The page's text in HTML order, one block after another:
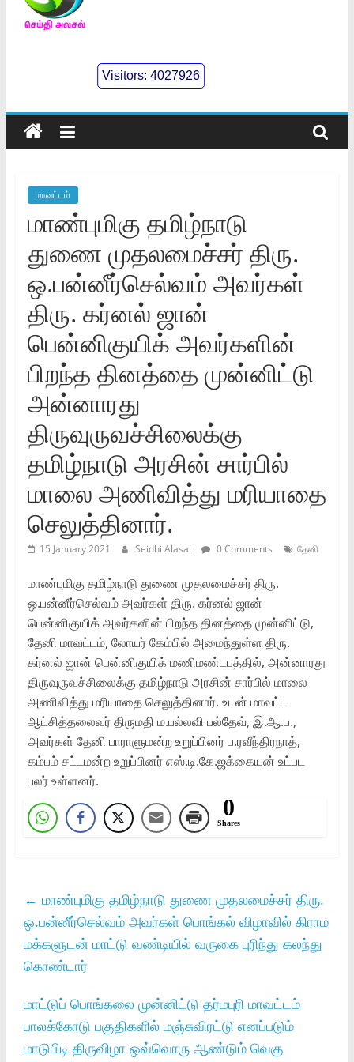
செய்திஅலசல்
Seidhialasal
Tamil
Online
Visitors:4027926
மாவட்டம்
மாண்புமிகு தமிழ்நாடு
துணை முதலமைச்சர்‌ திரு.
ஒ.பன்னீர்செல்வம்‌ அவர்கள்‌
திரு. கர்னல்‌ ஜான்‌
பென்னிகுயிக்‌ அவர்களின்‌
பிறந்த தினத்தை முன்னிட்டு
அன்னாரது
திருவுருவச்சிலைக்கு
தமிழ்நாடு அரசின்‌ சார்பில்‌
மாலை அணிவித்து மரியாதை
செலுத்தினார்‌.
15 January 2021 Seidhi Alasal 0 Comments தேனி
மாண்புமிகு தமிழ்நாடு துணை முதலமைச்சர்‌ திரு.
ஒ.பன்னீர்செல்வம்‌ அவர்கள்‌ திரு. கர்னல்‌ ஜான்‌
பென்னிகுயிக்‌ அவர்களின்‌ பிறந்த தினத்தை முன்னிட்டு,
தேனி மாவட்டம்‌, லோயர்‌ கேம்பில்‌ அமைந்துள்ள திரு.
கர்னல்‌ ஜான்‌ பென்னிகுயிக்‌ மணிமண்டபத்தில்‌, அன்னாரது
திருவுருவச்சிலைக்கு தமிழ்நாடு அரசின்‌ சார்பில்‌ மாலை
அணிவித்து மரியாதை செலுத்தினார்‌. உடன்‌ மாவட்ட
ஆட்சித்தலைவர்‌ திருமதி ம.பல்லவி பல்தேவ்‌, இ.ஆ.ப.,
அவர்கள்‌ தேனி பாராளுமன்ற உறுப்பினர்‌ ப.ரவீந்திரநாத்‌,
கம்பம்‌ சட்டமன்ற உறுப்பினர்‌ எஸ்‌.டி.கே.ஜக்கையன்‌ உட்பட
பலர்‌ உள்ளனர்‌.
0
Shares
← மாண்புமிகு தமிழ்நாடு துணை முதலமைச்சர்‌ திரு.
ஒ.பன்னீர்செல்வம்‌ அவர்கள்‌ பொங்கல்‌ விழாவில் கிராம
மக்களுடன்‌ மாட்டு வண்டியில்‌ வருகை புரிந்து கலந்து
கொண்டார்
மாட்டுப் பொங்கலை முன்னிட்டு தர்மபுரி மாவட்டம்
பாலக்கோடு பகுதிகளில் மஞ்சுவிரட்டு எனப்படும்
மாடுபிடி திருவிழா ஒவ்வொரு ஆண்டும் வெகு